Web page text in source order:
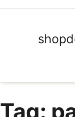
Tag: